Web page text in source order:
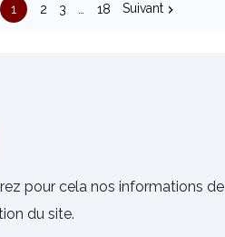
rapide
1 2 3 18 Suivant 
pour cela nos informations de
du site.